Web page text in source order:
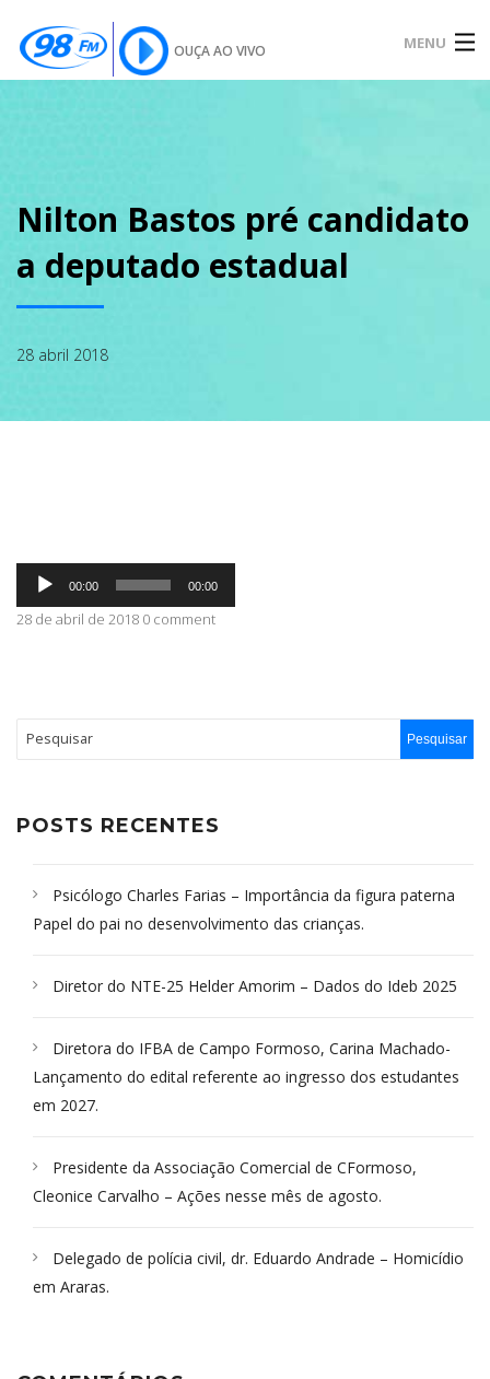
OUÇA AO VIVO MENU
SOBRE
NOTÍCIAS
CONTATO
Nilton Bastos pré candidato
a deputado estadual
28 abril 2018
Tocador
áudio
00:00 00:00
28 de abril de 2018 0 comment
POSTS RECENTES
Psicólogo Charles Farias – Importância da figura paterna
Papel do pai no desenvolvimento das crianças.
Diretor do NTE-25 Helder Amorim – Dados do Ideb 2025
Diretora do IFBA de Campo Formoso, Carina Machado-
Lançamento do edital referente ao ingresso dos estudantes
em 2027.
Presidente da Associação Comercial de CFormoso,
Cleonice Carvalho – Ações nesse mês de agosto.
Delegado de polícia civil, dr. Eduardo Andrade – Homicídio
em Araras.